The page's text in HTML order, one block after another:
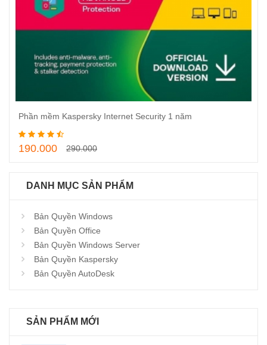
Thêm vào giỏ hàng
Phần mềm Kaspersky Internet Security 1 năm
190.000 290.000
DANH MỤC SẢN PHẨM
Bản Quyền Windows
Bản Quyền Office
Bản Quyền Windows Server
Bản Quyền Kaspersky
Bản Quyền AutoDesk
SẢN PHẨM MỚI